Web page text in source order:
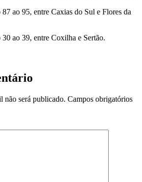
ao 95, entre Caxias do Sul e Flores da
ao 39, entre Coxilha e Sertão.
não será publicado. Campos obrigatórios